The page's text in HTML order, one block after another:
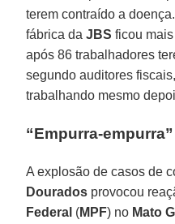
terem contraído a
fábrica daJBS ficou
após 86 trabalhadores
segundo auditores
trabalhando mesmo
“Empurra-
A explosão de casos de
Dourados provocou
Federal (MPF) no Mato